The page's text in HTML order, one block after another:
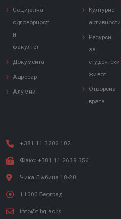
Социјална
одговорност
и
факултет
Документа
Адресар
Алумни
Културне
активности
Ресурси
за
студентски
живот
Отворена
врата
+381 11 3206 102
Факс: +381 11 2639 356
Чика Љубина 18-20
11000 Београд
info@f.bg.ac.rs